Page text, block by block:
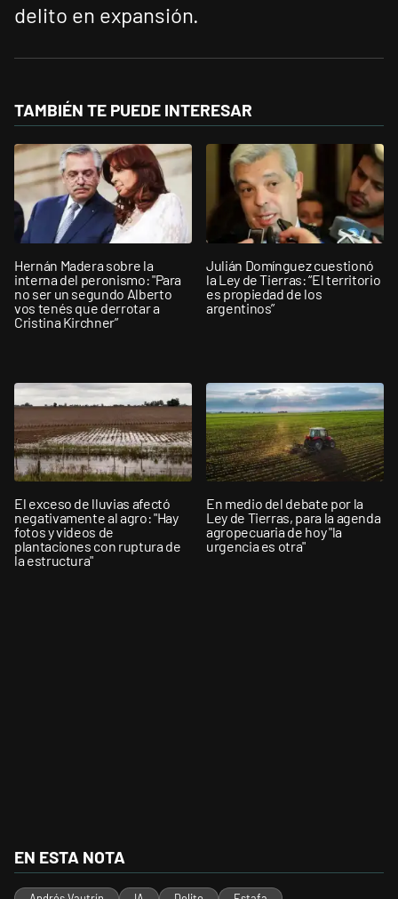
delito en expansión.
TAMBIÉN TE PUEDE INTERESAR
Hernán Madera sobre la
interna del peronismo: "Para
no ser un segundo Alberto
vos tenés que derrotar a
Cristina Kirchner”
Julián Domínguez cuestionó
la Ley de Tierras: “El territorio
es propiedad de los
argentinos”
El exceso de lluvias afectó
negativamente al agro: "Hay
fotos y videos de
plantaciones con ruptura de
la estructura"
En medio del debate por la
Ley de Tierras, para la agenda
agropecuaria de hoy "la
urgencia es otra"
EN ESTA NOTA